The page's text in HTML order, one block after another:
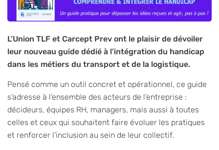
L’Union TLF et Carcept Prev ont le plaisir de dévoiler
leur nouveau guide dédié à l’intégration du handicap
dans les métiers du transport et de la logistique.
Pensé comme un outil concret et opérationnel, ce guide
s’adresse à l’ensemble des acteurs de l’entreprise :
décideurs, équipes RH, managers, mais aussi à toutes
celles et ceux qui souhaitent faire évoluer les pratiques
et renforcer l’inclusion au sein de leur collectif.